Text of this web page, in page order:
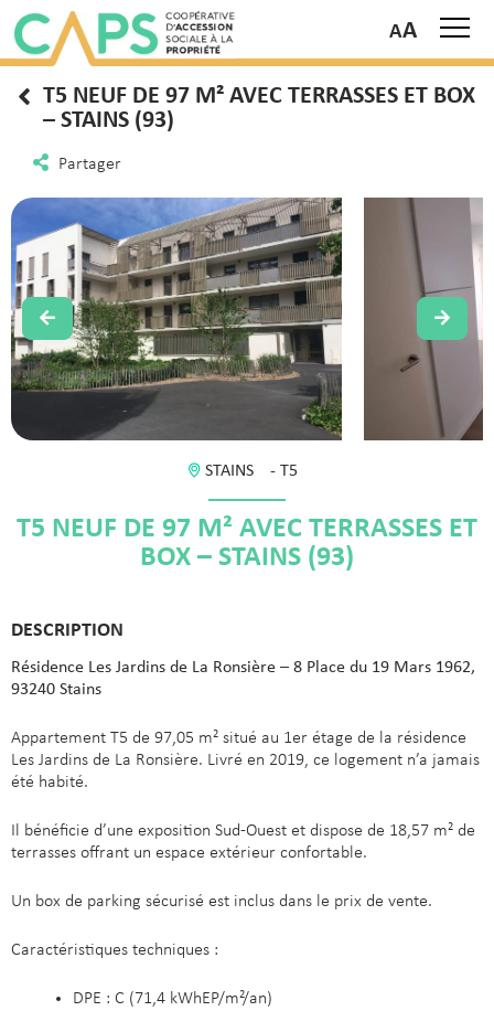
T5 NEUF DE 97 M² AVEC TERRASSES ET BOX
– STAINS (93)
Partager
STAINS - T5
T5 NEUF DE 97 M² AVEC TERRASSES ET
BOX – STAINS (93)
DESCRIPTION
Résidence Les Jardins de La Ronsière – 8 Place du 19 Mars 1962,
93240 Stains
Appartement T5 de 97,05 m² situé au 1er étage de la résidence
Les Jardins de La Ronsière. Livré en 2019, ce logement n’a jamais
été habité.
Il bénéficie d’une exposition Sud-Ouest et dispose de 18,57 m² de
terrasses offrant un espace extérieur confortable.
Un box de parking sécurisé est inclus dans le prix de vente.
Caractéristiques techniques :
DPE : C (71,4 kWhEP/m²/an)
A